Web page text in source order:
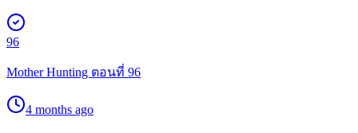
96
Mother Hunting ตอนที่ 96
4 months ago